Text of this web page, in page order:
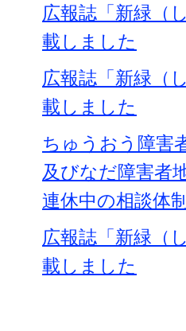
広報誌「新緑（
載しました
広報誌「新緑（
載しました
ちゅうおう障害
及びなだ障害者
連休中の相談体
広報誌「新緑（
載しました